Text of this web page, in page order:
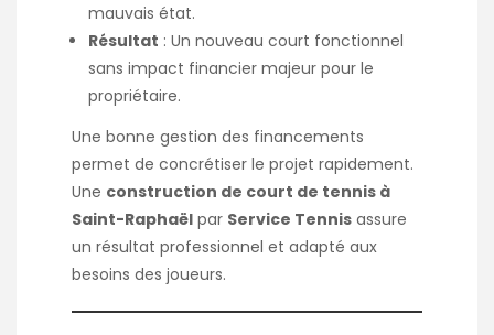
mauvais état.
Résultat : Un nouveau court fonctionnel
sans impact financier majeur pour le
propriétaire.
Une bonne gestion des financements
permet de concrétiser le projet rapidement.
Une construction de court de tennis à
Saint-Raphaël par Service Tennis assure
un résultat professionnel et adapté aux
besoins des joueurs.